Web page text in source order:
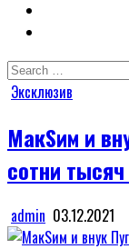
Search
for:
Posted
Эксклюзив
МакSим и
сотни
admin 03.12.2021